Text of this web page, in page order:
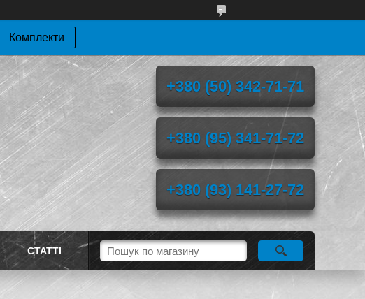
Комплекти
+380 (50) 342-71-71
+380 (95) 341-71-72
+380 (93) 141-27-72
СТАТТІ